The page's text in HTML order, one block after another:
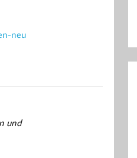
neu
und